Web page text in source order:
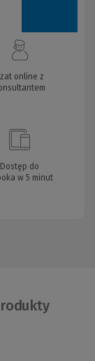
online z
Dostęp do
w 5 minut